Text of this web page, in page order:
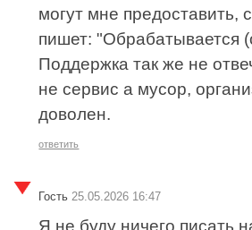
могут мне предоставить,
пишет: "Обрабатывается
Поддержка так же не
не сервис а мусор,
доволен.
ответить
Гость 25.05.2026 16:47
Я не буду ничего писать